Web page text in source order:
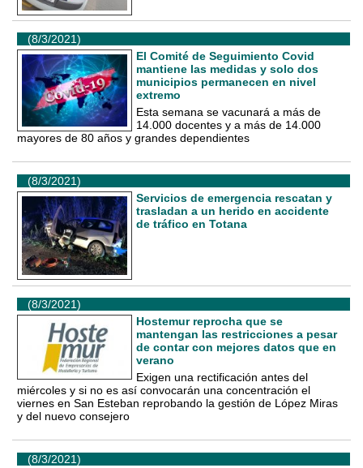
(8/3/2021)
El Comité de Seguimiento Covid
mantiene las medidas y solo dos
municipios permanecen en nivel
extremo
Esta semana se vacunará a más de
14.000 docentes y a más de 14.000
mayores de 80 años y grandes dependientes
(8/3/2021)
Servicios de emergencia rescatan y
trasladan a un herido en accidente
de tráfico en Totana
(8/3/2021)
Hostemur reprocha que se
mantengan las restricciones a pesar
de contar con mejores datos que en
verano
Exigen una rectificación antes del
miércoles y si no es así convocarán una concentración el
viernes en San Esteban reprobando la gestión de López Miras
y del nuevo consejero
(8/3/2021)